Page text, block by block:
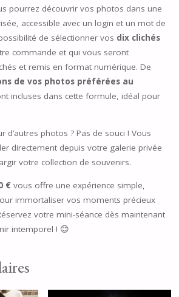
pourrez découvrir vos photos dans une
accessible avec un login et un mot de
de sélectionner vos dix clichés
commande et qui vous seront
et remis en format numérique. De
de vos photos préférées au
incluses dans cette formule, idéal pour
d’autres photos ? Pas de souci ! Vous
directement depuis votre galerie privée
votre collection de souvenirs.
€ vous offre une expérience simple,
immortaliser vos moments précieux
votre mini-séance dès maintenant
intemporel ! 😊